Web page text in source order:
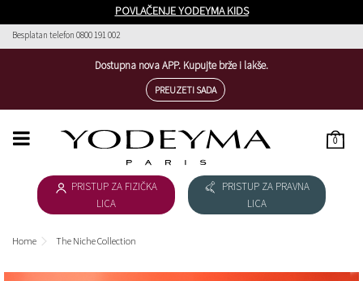
POVLAČENJE YODEYMA KIDS
Besplatan telefon 0800 191 002
Dostupna nova APP. Kupujte brže i lakše.
PREUZETI SADA
0
PRISTUP ZA FIZIČKA
LICA
PRISTUP ZA PRAVNA
LICA
ŽENSKA KOLEKCIJA
Home The Niche Collection